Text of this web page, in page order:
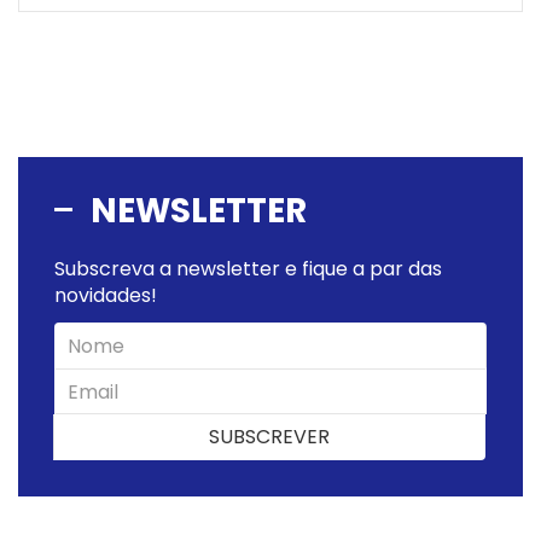
NEWSLETTER
Subscreva a newsletter e fique a par das
novidades!
SUBSCREVERSUBSCREVER